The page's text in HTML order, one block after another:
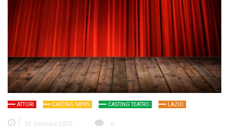
ATTORI CASTING NEWS CASTING TEATRO LAZIO
30 Gennaio 2022 0